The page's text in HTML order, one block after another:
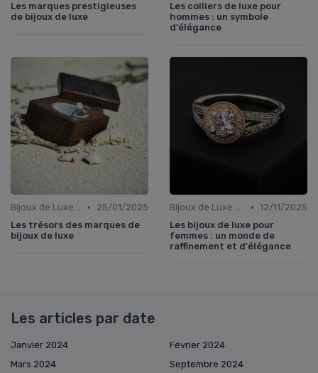
Les marques prestigieuses
de bijoux de luxe
Les colliers de luxe pour
hommes : un symbole
d'élégance
Bijoux de Luxe pour Femmes •
25/01/2025
Les trésors des marques de
bijoux de luxe
Bijoux de Luxe pour Femmes • 12/11/2025
Les bijoux de luxe pour
femmes : un monde de
raffinement et d'élégance
Les articles par date
Janvier 2024
Février 2024
Mars 2024
Septembre 2024